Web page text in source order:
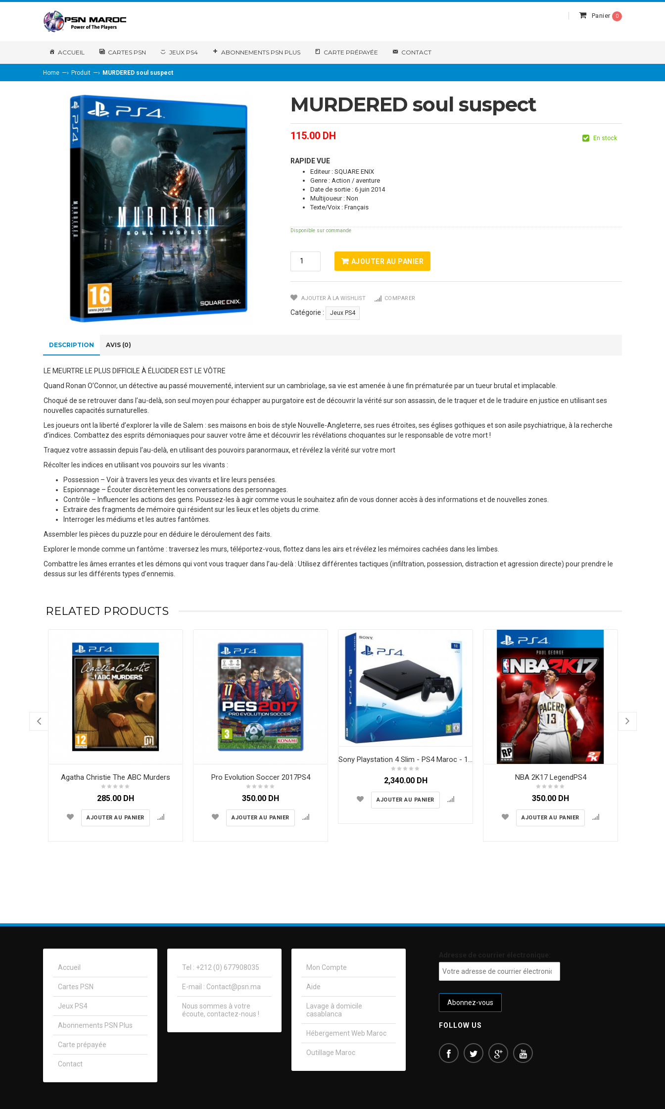
Panier 0
ACCUEIL CARTES PSN JEUX PS4 ABONNEMENTS PSN PLUS CARTE PRÉPAYÉE CONTACT
Home —› Produit —› MURDERED soul suspect
MURDERED soul suspect
115.00 DH En stock
RAPIDE VUE
Editeur : SQUARE ENIX
Genre : Action / aventure
Date de sortie : 6 juin 2014
Multijoueur : Non
Texte/Voix : Français
Disponible sur commande
Quantité
De
MURDERED
Suspect
AJOUTER AU PANIER
AJOUTER À LA WISHLIST COMPARER
Catégorie : Jeux PS4
DESCRIPTION AVIS (0)
LE MEURTRE LE PLUS DIFFICILE À ÉLUCIDER EST LE VÔTRE
Quand Ronan O’Connor, un détective au passé mouvementé, intervient sur un cambriolage, sa vie est amenée à une fin prématurée par un tueur brutal et implacable.
Choqué de se retrouver dans l’au-delà, son seul moyen pour échapper au purgatoire est de découvrir la vérité sur son assassin, de le traquer et de le traduire en justice en utilisant ses
nouvelles capacités surnaturelles.
Les joueurs ont la liberté d’explorer la ville de Salem : ses maisons en bois de style Nouvelle-Angleterre, ses rues étroites, ses églises gothiques et son asile psychiatrique, à la recherche
d’indices. Combattez des esprits démoniaques pour sauver votre âme et découvrir les révélations choquantes sur le responsable de votre mort !
Traquez votre assassin depuis l’au-delà, en utilisant des pouvoirs paranormaux, et révélez la vérité sur votre mort
Récolter les indices en utilisant vos pouvoirs sur les vivants :
Possession – Voir à travers les yeux des vivants et lire leurs pensées.
Espionnage – Écouter discrètement les conversations des personnages.
Contrôle – Influencer les actions des gens. Poussez-les à agir comme vous le souhaitez afin de vous donner accès à des informations et de nouvelles zones.
Extraire des fragments de mémoire qui résident sur les lieux et les objets du crime.
Interroger les médiums et les autres fantômes.
Assembler les pièces du puzzle pour en déduire le déroulement des faits.
Explorer le monde comme un fantôme : traversez les murs, téléportez-vous, flottez dans les airs et révélez les mémoires cachées dans les limbes.
Combattre les âmes errantes et les démons qui vont vous traquer dans l’au-delà : Utilisez différentes tactiques (infiltration, possession, distraction et agression directe) pour prendre le
dessus sur les différents types d’ennemis.
RELATED PRODUCTS
Agatha Christie The ABC Murders
285.00 DH
AJOUTER AU PANIER
Pro Evolution Soccer 2017PS4
350.00 DH
AJOUTER AU PANIER
Sony Playstation 4 Slim - PS4 Maroc - 1To - Noir
2,340.00 DH
AJOUTER AU PANIER
NBA 2K17 LegendPS4
350.00 DH
AJOUTER AU PANIER
Accueil
Cartes PSN
Jeux PS4
Abonnements PSN Plus
Carte prépayée
Contact
Tel : +212 (0) 677908035
E-mail : Contact@psn.ma
Nous sommes à votre
écoute, contactez-nous !​
Mon Compte
Aide
Lavage à domicile
casablanca
Hébergement Web Maroc
Outillage Maroc
FOLLOW US